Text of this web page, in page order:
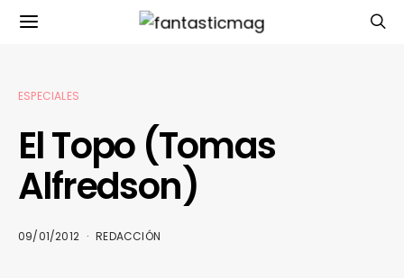
ESPECIALES
El Topo (Tomas
Alfredson)
09/01/2012 REDACCIÓN